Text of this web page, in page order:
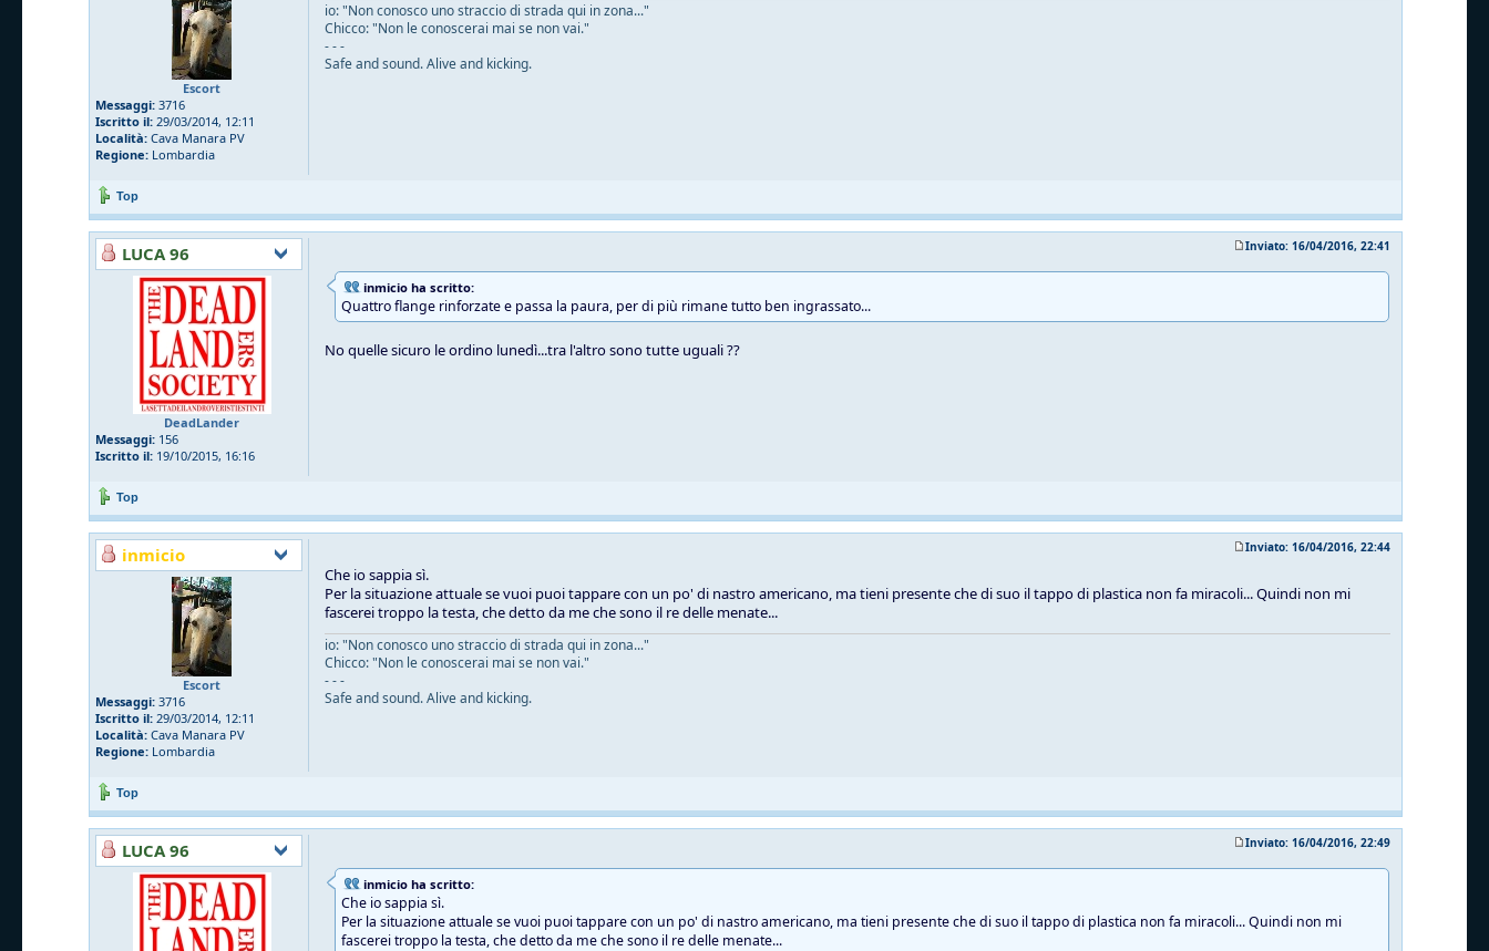
Escort
Messaggi: 3716
Iscritto il: 29/03/2014, 12:11
Località: Cava Manara PV
Regione: Lombardia
io: "Non conosco uno straccio di strada qui in zona..."
Chicco: "Non le conoscerai mai se non vai."
- - -
Safe and sound. Alive and kicking.
Top
LUCA 96
DeadLander
Messaggi: 156
Iscritto il: 19/10/2015, 16:16
Inviato: 16/04/2016, 22:41
inmicio ha scritto:
Quattro flange rinforzate e passa la paura, per di più rimane tutto ben ingrassato...
No quelle sicuro le ordino lunedì...tra l'altro sono tutte uguali ??
Top
inmicio
Escort
Messaggi: 3716
Iscritto il: 29/03/2014, 12:11
Località: Cava Manara PV
Regione: Lombardia
Inviato: 16/04/2016, 22:44
Che io sappia sì.
Per la situazione attuale se vuoi puoi tappare con un po' di nastro americano, ma tieni presente che di suo il tappo di plastica non fa miracoli... Quindi non mi
fascerei troppo la testa, che detto da me che sono il re delle menate...
io: "Non conosco uno straccio di strada qui in zona..."
Chicco: "Non le conoscerai mai se non vai."
- - -
Safe and sound. Alive and kicking.
Top
LUCA 96 Inviato: 16/04/2016, 22:49
inmicio ha scritto:
Che io sappia sì.
Per la situazione attuale se vuoi puoi tappare con un po' di nastro americano, ma tieni presente che di suo il tappo di plastica non fa miracoli... Quindi non mi
fascerei troppo la testa, che detto da me che sono il re delle menate...